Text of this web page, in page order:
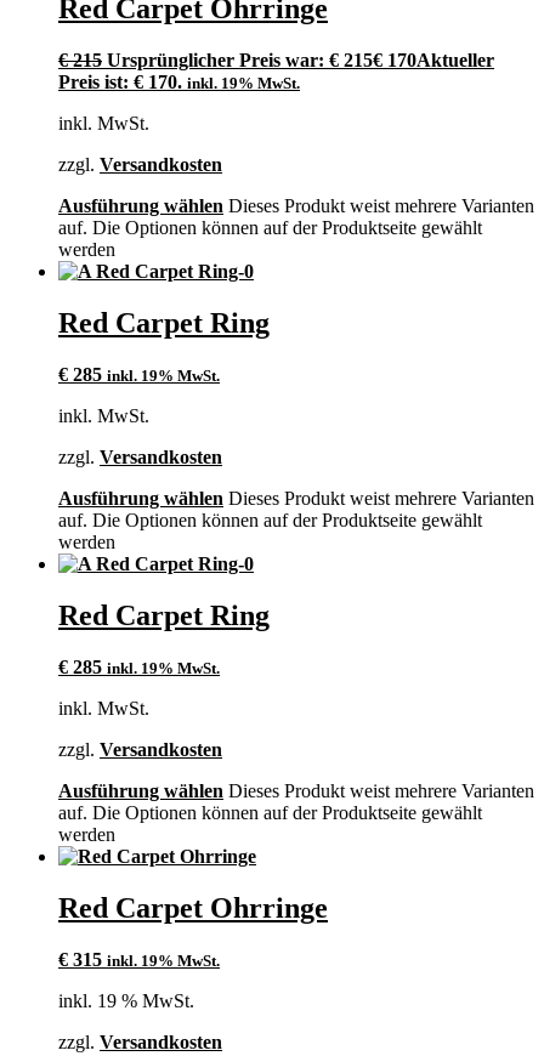
Red Carpet Ohrringe
€215 Ursprünglicher Preis war: € 215€ 170Aktueller
Preis ist: € 170. inkl. 19% MwSt.
inkl. MwSt.
zzgl. Versandkosten
Ausführung wählen Dieses Produkt weist mehrere Varianten
auf. Die Optionen können auf der Produktseite gewählt
werden
Red Carpet Ring
€ 285 inkl. 19% MwSt.
inkl. MwSt.
zzgl. Versandkosten
Ausführung wählen Dieses Produkt weist mehrere Varianten
auf. Die Optionen können auf der Produktseite gewählt
werden
Red Carpet Ring
€ 285 inkl. 19% MwSt.
inkl. MwSt.
zzgl. Versandkosten
Ausführung wählen Dieses Produkt weist mehrere Varianten
auf. Die Optionen können auf der Produktseite gewählt
werden
Red Carpet Ohrringe
€ 315 inkl. 19% MwSt.
inkl. 19 % MwSt.
zzgl. Versandkosten